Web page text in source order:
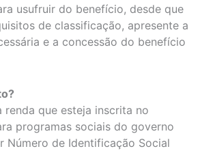
usufruir do benefício, desde que
de classificação, apresente a
e a concessão do benefício
que esteja inscrita no
programas sociais do governo
Número de Identificação Social